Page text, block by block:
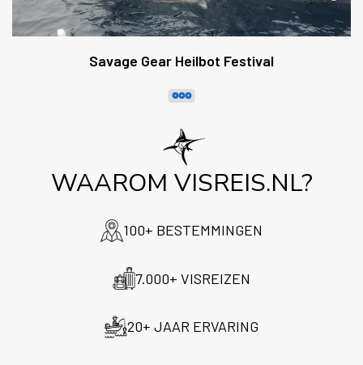
Savage Gear Heilbot Festival
WAAROM VISREIS.NL?
100+ BESTEMMINGEN
7.000+ VISREIZEN
20+ JAAR ERVARING